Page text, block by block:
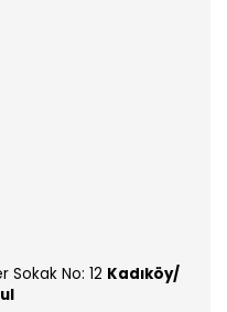
Sokak No: 12 Kadıköy/